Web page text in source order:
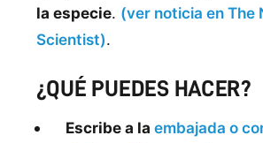
la especie. (ver noticia en The
Scientist).
¿QUÉ PUEDES HACER?
Escribe a la embajada o